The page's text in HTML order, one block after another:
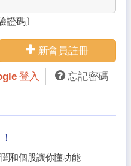
證碼〕
新會員註冊
登入 忘記密碼
和個股讓你懂功能